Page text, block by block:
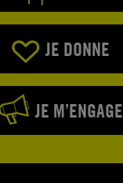
JE DONNE
JE M’ENGAGE